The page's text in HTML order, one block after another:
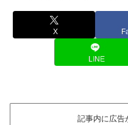
X
LINE
記事内に広告